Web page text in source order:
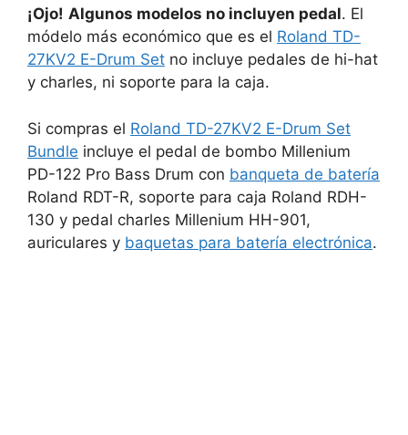
¡Ojo! Algunos modelos no incluyen pedal. El
módelo más económico que es el Roland TD-
27KV2 E-Drum Set no incluye pedales de hi-hat
y charles, ni soporte para la caja.
Si compras el Roland TD-27KV2 E-Drum Set
Bundle incluye el pedal de bombo Millenium
PD-122 Pro Bass Drum con banqueta de batería
Roland RDT-R, soporte para caja Roland RDH-
130 y pedal charles Millenium HH-901,
auriculares y baquetas para batería electrónica.